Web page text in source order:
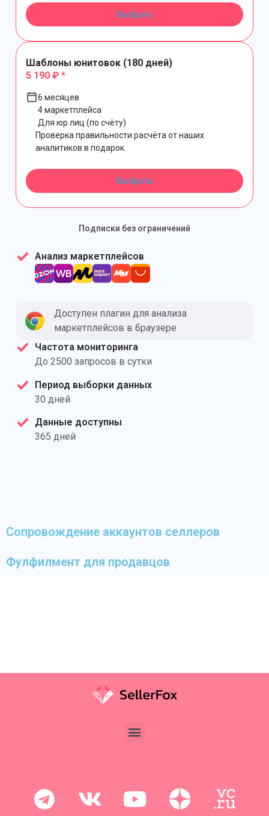
Выбрать
Шаблоны юнитовок (180 дней)
5 190 ₽ *
6 месяцев
4 маркетплейса
Для юр лиц (по счёту)
Проверка правильности расчёта от наших
аналитиков в подарок.
Выбрать
Подписки без ограничений
Анализ маркетплейсов
Доступен плагин для анализа
маркетплейсов в браузере
Частота мониторинга
До 2500 запросов в сутки
Период выборки данных
30 дней
Данные доступны
365 дней
Сопровождение аккаунтов селлеров
Фулфилмент для продавцов